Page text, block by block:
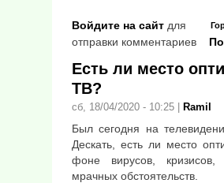
Войдите на сайт для
отправки комментариев
Есть ли место
ТВ?
сб, 18/04/2020 - 10:25 | Ramil
Был сегодня на
Дескать, есть ли место
фоне вирусов,
мрачных обстоятельств.